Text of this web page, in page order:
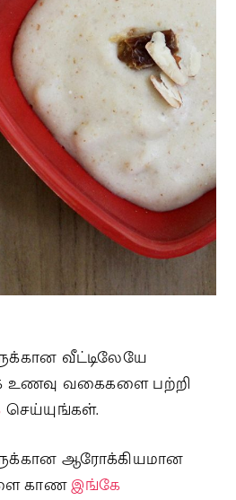
வீட்டிலேயே
உணவு வகைகளை பற்றி
செய்யுங்கள்.
ஆரோக்கியமான
காணஇங்கே